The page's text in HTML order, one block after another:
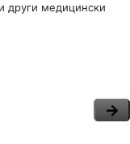
други медицински